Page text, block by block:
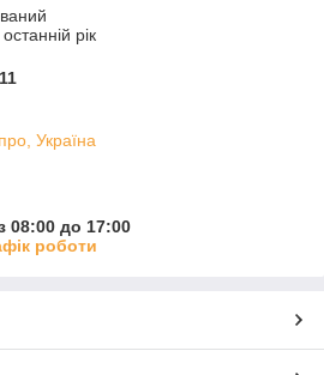
рік
Україна
08:00 до 17:00
роботи